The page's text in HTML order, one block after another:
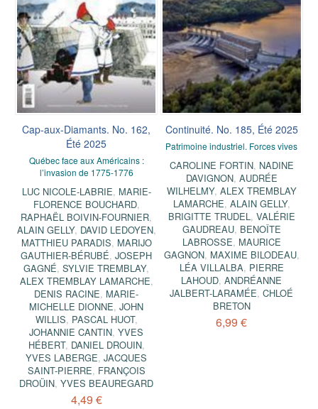
Cap-aux-Diamants. No. 162,
Été 2025
Québec face aux Américains :
l’invasion de 1775-1776
LUC NICOLE-LABRIE, MARIE-
FLORENCE BOUCHARD,
RAPHAËL BOIVIN-FOURNIER,
ALAIN GELLY, DAVID LEDOYEN,
MATTHIEU PARADIS, MARIJO
GAUTHIER-BÉRUBÉ,JOSEPH
GAGNÉ,SYLVIE TREMBLAY,
ALEX TREMBLAY LAMARCHE,
DENIS RACINE, MARIE-
MICHELLE DIONNE,JOHN
WILLIS, PASCAL HUOT,
JOHANNIE CANTIN,YVES
HÉBERT, DANIEL DROUIN,
YVES LABERGE,JACQUES
SAINT-PIERRE, FRANÇOIS
DROÜIN,YVES BEAUREGARD
4,49 €
Continuité. No. 185, Été 2025
Patrimoine industriel. Forces vives
CAROLINE FORTIN, NADINE
DAVIGNON, AUDRÉE
WILHELMY, ALEX TREMBLAY
LAMARCHE, ALAIN GELLY,
BRIGITTE TRUDEL, VALÉRIE
GAUDREAU, BENOÎTE
LABROSSE, MAURICE
GAGNON, MAXIME BILODEAU,
LÉA VILLALBA, PIERRE
LAHOUD,ANDRÉANNE
JALBERT-LARAMÉE,CHLOÉ
BRETON
6,99 €